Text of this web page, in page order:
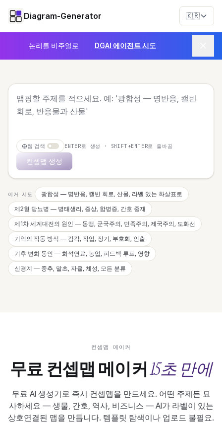
Diagram-Generator 🇰🇷
논리를 비주얼로 DGAI 에이전트 시도
웹 검색 ENTER로 생성 · SHIFT+ENTER로 줄바꿈
컨셉맵 생성
이거 시도
광합성 — 명반응, 캘빈 회로, 산물, 라벨 있는 화살표로
제2형 당뇨병 — 병태생리, 증상, 합병증, 간호 중재
제1차 세계대전의 원인 — 동맹, 군국주의, 민족주의, 제국주의, 도화선
기억의 작동 방식 — 감각, 작업, 장기, 부호화, 인출
기후 변화 동인 — 화석연료, 농업, 피드백 루프, 영향
신경계 — 중추, 말초, 자율, 체성, 모든 분류
컨셉맵 메이커
무료 컨셉맵 메이커 15초 만에
무료 AI 생성기로 즉시 컨셉맵을 만드세요. 어떤 주제든 묘
사하세요 — 생물, 간호, 역사, 비즈니스 — AI가 라벨이 있는
상호연결된 맵을 만듭니다. 템플릿 탐색이나 업로드 불필요.